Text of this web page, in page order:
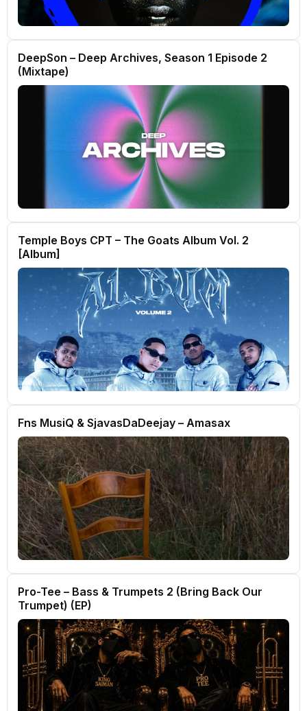
DeepSon – Deep Archives, Season 1 Episode 2
(Mixtape)
Temple Boys CPT – The Goats Album Vol. 2
[Album]
Fns MusiQ & SjavasDaDeejay – Amasax
Pro-Tee – Bass & Trumpets 2 (Bring Back Our
Trumpet) (EP)